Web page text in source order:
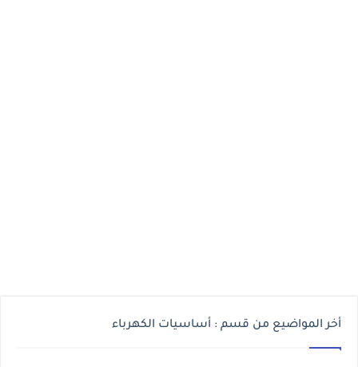
أخر المواضيع من قسم : أساسيات الكهرباء